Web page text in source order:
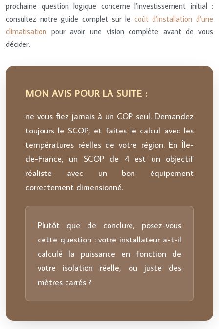
prochaine question logique concerne l’investissement initial :
consultez notre guide complet sur le coût d’installation d’une
climatisation pour avoir une vision complète avant de vous
décider.
MON AVIS POUR LA SUITE :
ne vous fiez jamais à un COP seul. Demandez
toujours le SCOP, et faites le calcul avec les
températures réelles de votre région. En Île-
de-France, un SCOP de 4 est un objectif
réaliste avec un bon équipement
correctement dimensionné.
Plutôt que de conclure, posez-vous
cette question : votre installateur a-t-il
calculé la puissance en fonction de
votre isolation réelle, ou juste des
mètres carrés ?